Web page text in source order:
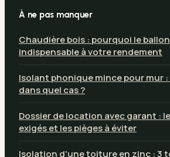
À ne pas manquer
Chaudière bois : pourquoi le
indispensable à votre rendement
Isolant phonique mince pour mur
dans quel cas ?
Dossier de location avec garant :
exigés et les pièges à éviter
Isolation d'une toiture en zinc : 3